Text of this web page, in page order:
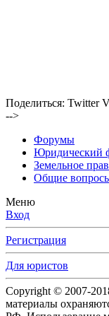
Поделиться: Twitter
-->
Форумы
Юридический
Земельное
Общие
Меню
Вход
Регистрация
Для юристов
Copyright © 2007-
материалы